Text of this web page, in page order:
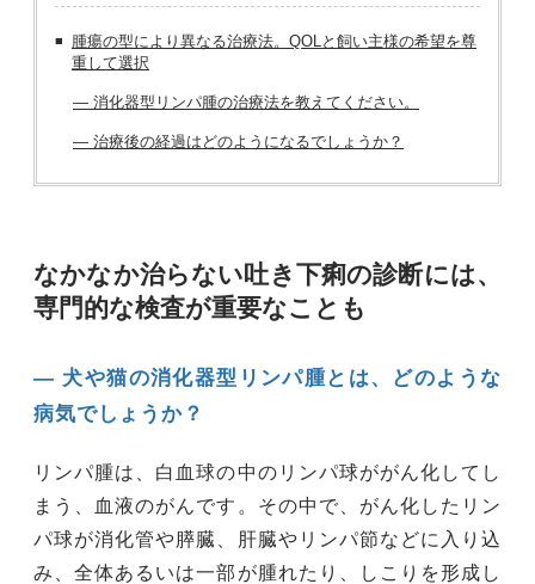
腫瘍の型により異なる治療法。QOLと飼い主様の希望を尊
重して選択
― 消化器型リンパ腫の治療法を教えてください。
― 治療後の経過はどのようになるでしょうか？
なかなか治らない吐き下痢の診断には、
専門的な検査が重要なことも
― 犬や猫の消化器型リンパ腫とは、どのような
病気でしょうか？
リンパ腫は、白血球の中のリンパ球ががん化してし
まう、血液のがんです。その中で、がん化したリン
パ球が消化管や膵臓、肝臓やリンパ節などに入り込
み、全体あるいは一部が腫れたり、しこりを形成し